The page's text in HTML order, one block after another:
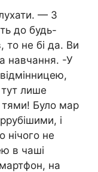
— З
до будь-
то не бі да. Ви
навчання. -У
лише
тями! Було мар
і
нічого не
в чаші
на